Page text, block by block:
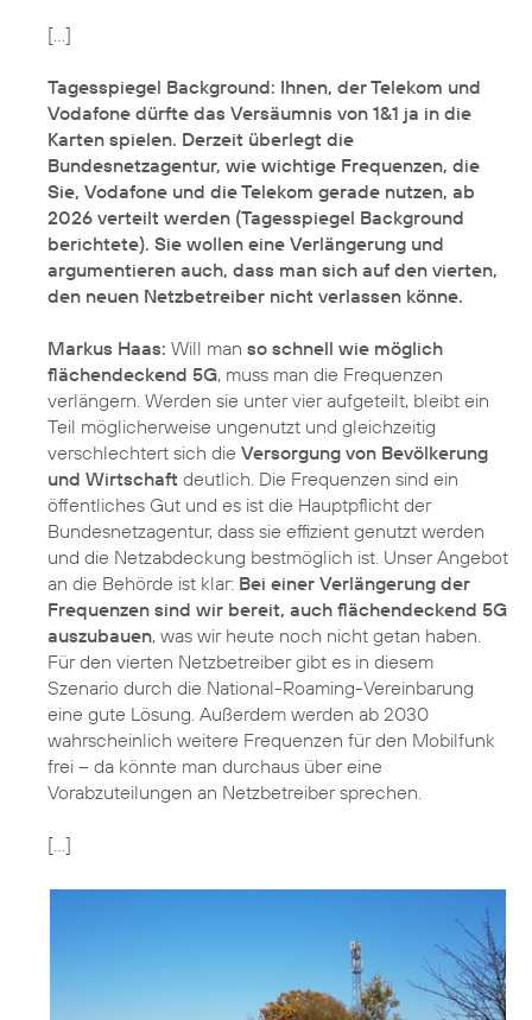
[…]
Tagesspiegel Background: Ihnen, der Telekom und
Vodafone dürfte das Versäumnis von 1&1 ja in die
Karten spielen. Derzeit überlegt die
Bundesnetzagentur, wie wichtige Frequenzen, die
Sie, Vodafone und die Telekom gerade nutzen, ab
2026 verteilt werden (Tagesspiegel Background
berichtete). Sie wollen eine Verlängerung und
argumentieren auch, dass man sich auf den vierten,
den neuen Netzbetreiber nicht verlassen könne.
Markus Haas: Will man so schnell wie möglich
flächendeckend 5G, muss man die Frequenzen
verlängern. Werden sie unter vier aufgeteilt, bleibt ein
Teil möglicherweise ungenutzt und gleichzeitig
verschlechtert sich die Versorgung von Bevölkerung
und Wirtschaft deutlich. Die Frequenzen sind ein
öffentliches Gut und es ist die Hauptpflicht der
Bundesnetzagentur, dass sie effizient genutzt werden
und die Netzabdeckung bestmöglich ist. Unser Angebot
an die Behörde ist klar: Bei einer Verlängerung der
Frequenzen sind wir bereit, auch flächendeckend 5G
auszubauen, was wir heute noch nicht getan haben.
Für den vierten Netzbetreiber gibt es in diesem
Szenario durch die National-Roaming-Vereinbarung
eine gute Lösung. Außerdem werden ab 2030
wahrscheinlich weitere Frequenzen für den Mobilfunk
frei – da könnte man durchaus über eine
Vorabzuteilungen an Netzbetreiber sprechen.
[...]